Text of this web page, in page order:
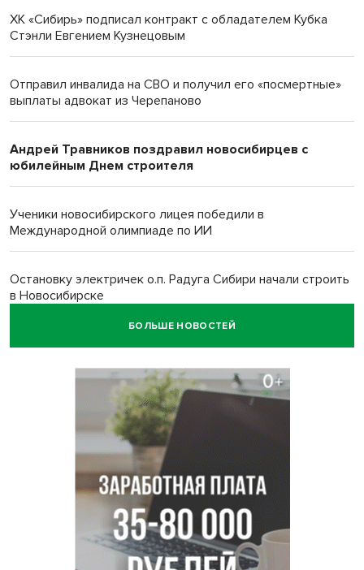
ХК «Сибирь» подписал контракт с обладателем Кубка
Стэнли Евгением Кузнецовым
Отправил инвалида на СВО и получил его «посмертные»
выплаты адвокат из Черепаново
Андрей Травников поздравил новосибирцев с
юбилейным Днем строителя
Ученики новосибирского лицея победили в
Международной олимпиаде по ИИ
Остановку электричек о.п. Радуга Сибири начали строить
в Новосибирске
БОЛЬШЕ НОВОСТЕЙ